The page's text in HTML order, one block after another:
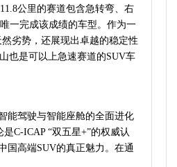
公里的赛道包含急转弯、右
一完成该成绩的车型。作为一
劣势，还展现出卓越的稳定性
也是可以上急速赛道的SUV车
能驾驶与智能座舱的全面进化
C-ICAP “双五星+”的权威认
国高端SUV的真正魅力。在通